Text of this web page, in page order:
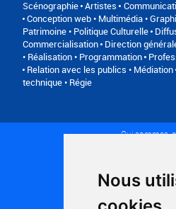
Nous
Scénographie Artistes
Conception web • Multimédia •
Patrimoine • Politique Culturelle
Commercialisation Direction
• Réalisation • Programmation
Relation avec les publics • Médiation
technique • Régie
Qui sommes-
Plan du
FAQ
FAQ